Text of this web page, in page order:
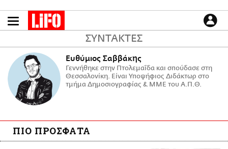
το
κυρίως
CULTURE
ΑΠΟΨΕΙΣ
ΤΡΟΠΟΣ ΖΩΗΣ
PODCASTS
ΣΥΝΤΑΚΤΕΣ
Ευθύμιος Σαββάκης
Γεννήθηκε στην Πτολεμαΐδα και σπούδασε στη
Θεσσαλονίκη. Είναι Υποψήφιος Διδάκτωρ στο
τμήμα Δημοσιογραφίας & ΜΜΕ του Α.Π.Θ.
ΠΙΟ ΠΡΟΣΦΑΤΑ